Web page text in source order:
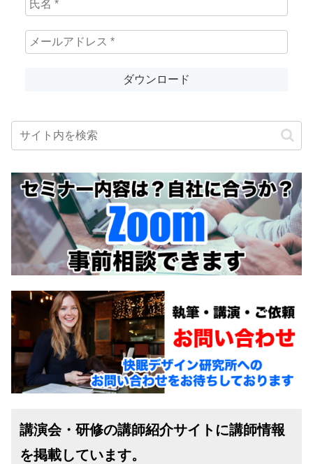
講演会・研修の講師紹介サイトに講師情報
を掲載しています。